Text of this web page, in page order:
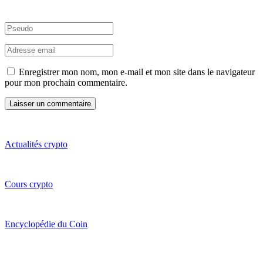
Enregistrer mon nom, mon e-mail et mon site dans le navigateur
pour mon prochain commentaire.
Actualités crypto
Cours crypto
Encyclopédie du Coin